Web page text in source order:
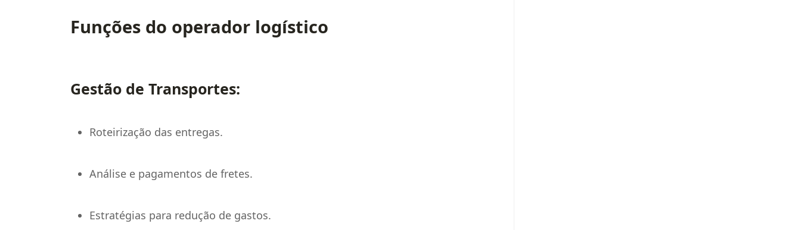
Funções do operador logístico
Gestão de Transportes:
Roteirização das entregas.
Análise e pagamentos de fretes.
Estratégias para redução de gastos.